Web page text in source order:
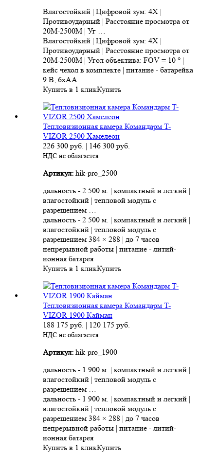
Влагостойкий | Цифровой зум: 4X |
Противоударный | Расстояние просмотра от
20M-2500M | Уг …
Влагостойкий | Цифровой зум: 4X |
Противоударный | Расстояние просмотра от
20M-2500M | Угол объектива: FOV = 10 ° |
кейс чехол в комплекте | питание - батарейка
9 В, 6xAA
Купить в 1 кликКупить
Тепловизионная камера Командарм T-
VIZOR 2500 Хамелеон
226 300 руб. | 146 300 руб.
НДС не облагается
Артикул: hik-pro_2500
дальность - 2 500 м. | компактный и легкий |
влагостойкий | тепловой модуль с
разрешением …
дальность - 2 500 м. | компактный и легкий |
влагостойкий | тепловой модуль с
разрешением 384 × 288 | до 7 часов
непрерывной работы | питание - литий-
ионная батарея
Купить в 1 кликКупить
Тепловизионная камера Командарм T-
VIZOR 1900 Кайман
188 175 руб. | 120 175 руб.
НДС не облагается
Артикул: hik-pro_1900
дальность - 1 900 м. | компактный и легкий |
влагостойкий | тепловой модуль с
разрешением …
дальность - 1 900 м. | компактный и легкий |
влагостойкий | тепловой модуль с
разрешением 384 × 288 | до 7 часов
непрерывной работы | питание - литий-
ионная батарея
Купить в 1 кликКупить